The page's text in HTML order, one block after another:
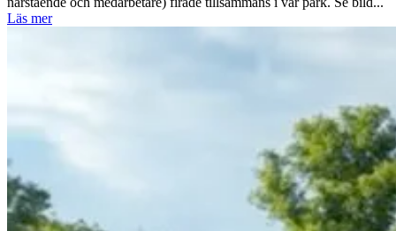
Läs mer